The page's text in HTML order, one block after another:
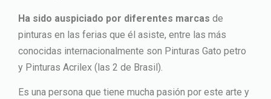
Ha sido auspiciado por diferentes marcas de
pinturas en las ferias que él asiste, entre las más
conocidas internacionalmente son Pinturas Gato petro
y Pinturas Acrilex (las 2 de Brasil).
Es una persona que tiene mucha pasión por este arte y